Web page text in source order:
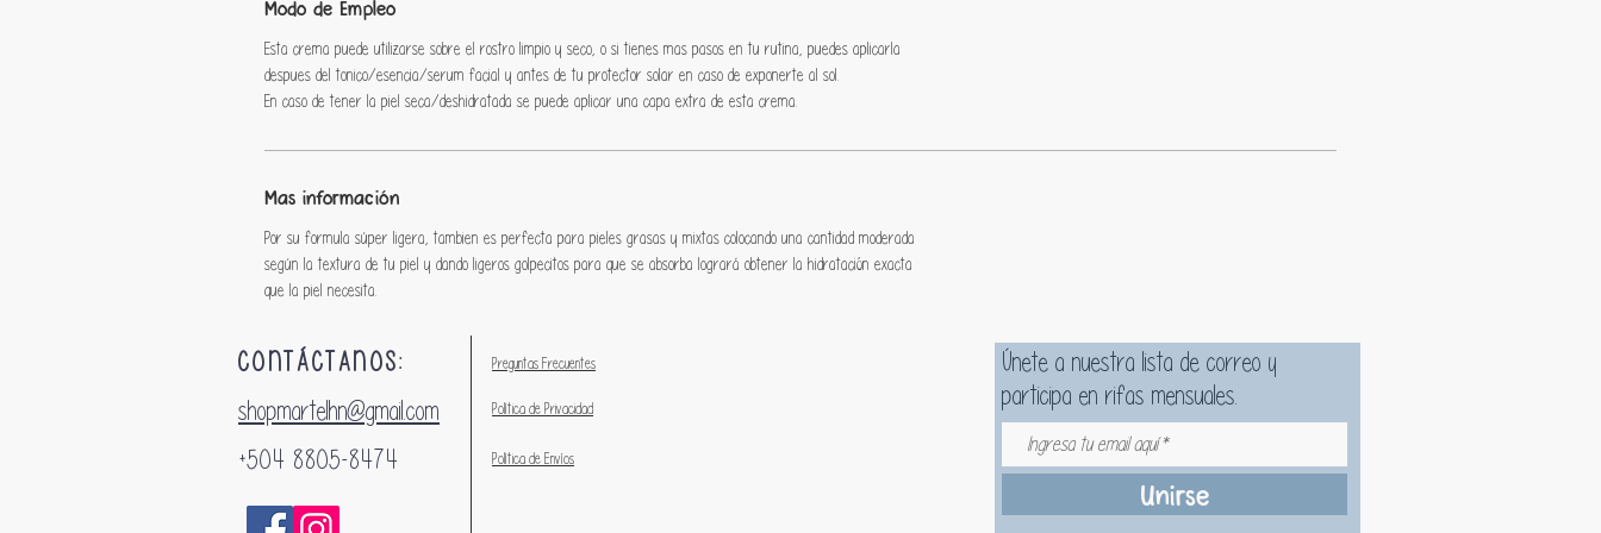
Modo de Empleo
Esta crema puede utilizarse sobre el rostro limpio y seco, o si tienes mas pasos en tu rutina, puedes aplicarla
despues del tonico/esencia/serum facial y antes de tu protector solar en caso de exponerte al sol.
En caso de tener la piel seca/deshidratada se puede aplicar una capa extra de esta crema.
Mas información
Por su formula súper ligera, tambien es perfecta para pieles grasas y mixtas colocando una cantidad moderada
según la textura de tu piel y dando ligeros golpecitos para que se absorba logrará obtener la hidratación exacta
que la piel necesita.
CONTÁCTANOS:
Únete a nuestra lista de correo y
participa en rifas mensuales.
Unirse
Preguntas Frecuentes
Política de Privacidad
Política de Envíos
+504 8805-8474
shopmartelhn@gmail.com